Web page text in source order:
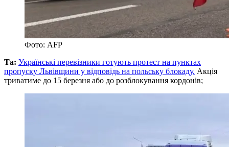
Фото: AFP
Та: Українські перевізники готують протест на пунктах
пропуску Львівщини у відповідь на польську блокаду. Акція
триватиме до 15 березня або до розблокування кордонів;